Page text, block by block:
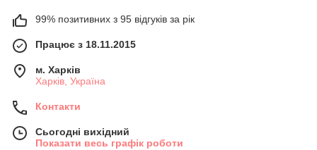
99% позитивних з 95 відгуків за рік
Працює з 18.11.2015
м. Харків
Харків, Україна
Контакти
Сьогодні вихідний
Показати весь графік роботи